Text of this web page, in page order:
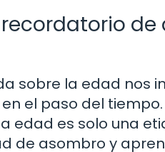
sobre la edad nos
el paso del
edad es solo una
de asombro y